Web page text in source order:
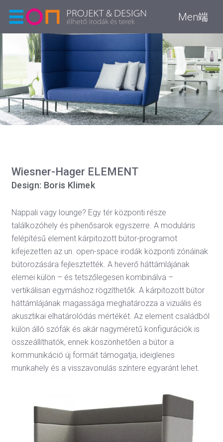
Men端
Wiesner-Hager ELEMENT
Design: Boris Klimek
Nappali vagy lounge? Egy tér központi része
találkozóhely és pihenősarok egyszerre. A moduláris
felépítésű element kárpitozott bútor-programot
kifejezetten az un. open-space irodák központi zónáinak
bútorozására fejlesztették. A heverő háttámlájának
elemei külön – és tetszőlegesen kombinálva –
vertikálisan egymáshoz rögzíthetők. A kárpitozott bútor
háttámlájának magassága meghatározza a vizuális és
akusztikai elhatárolódás mértékét. Az element családból
külön álló szófák és akár nagyméretű konfigurációk is
összeállíthatók, ennek köszönhetően a bútor a
kommunikáció új formáit támogatja, ideiglenes
munkahely és a visszavonulás színtere egyaránt lehet.